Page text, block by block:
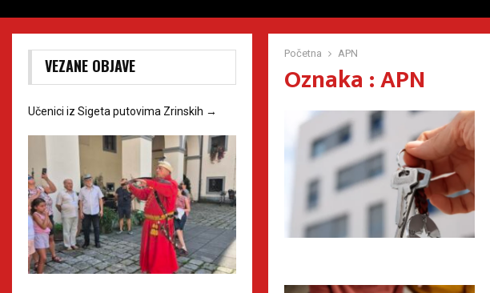
Početna APN
Oznaka : APN
VEZANE OBJAVE
Učenici iz Sigeta putovima Zrinskih →